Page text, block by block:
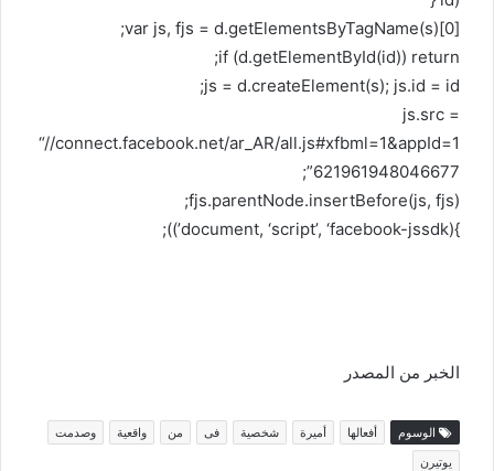
var js, fjs = d.getElementsByTagName(s)[0];
if (d.getElementById(id)) return;
js = d.createElement(s); js.id = id;
js.src =
“//connect.facebook.net/ar_AR/all.js#xfbml=1&appId=1
621961948046677”;
fjs.parentNode.insertBefore(js, fjs);
}(document, ‘script’, ‘facebook-jssdk’));
الخبر من المصدر
الوسوم أفعالها أميرة شخصية فى من واقعية
وصدمت
يوتيرن